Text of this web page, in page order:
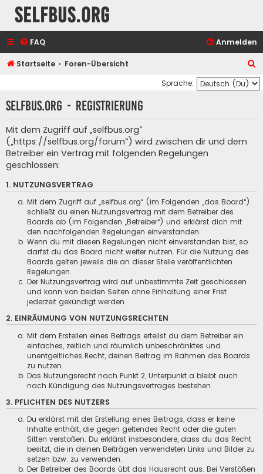
selfbus.org
FAQ Anmelden
Startseite Foren-Übersicht
u
c
Sprache:
selfbus.org - Registrierung
Mit dem Zugriff auf „selfbus.org“
(„https://selfbus.org/forum“) wird zwischen dir und dem
Betreiber ein Vertrag mit folgenden Regelungen
geschlossen:
1. NUTZUNGSVERTRAG
Mit dem Zugriff auf „selfbus.org“ (im Folgenden „das Board“)
schließt du einen Nutzungsvertrag mit dem Betreiber des
Boards ab (im Folgenden „Betreiber“) und erklärst dich mit
den nachfolgenden Regelungen einverstanden.
Wenn du mit diesen Regelungen nicht einverstanden bist, so
darfst du das Board nicht weiter nutzen. Für die Nutzung des
Boards gelten jeweils die an dieser Stelle veröffentlichten
Regelungen.
Der Nutzungsvertrag wird auf unbestimmte Zeit geschlossen
und kann von beiden Seiten ohne Einhaltung einer Frist
jederzeit gekündigt werden.
2. EINRÄUMUNG VON NUTZUNGSRECHTEN
Mit dem Erstellen eines Beitrags erteilst du dem Betreiber ein
einfaches, zeitlich und räumlich unbeschränktes und
unentgeltliches Recht, deinen Beitrag im Rahmen des Boards
zu nutzen.
Das Nutzungsrecht nach Punkt 2, Unterpunkt a bleibt auch
nach Kündigung des Nutzungsvertrages bestehen.
3. PFLICHTEN DES NUTZERS
Du erklärst mit der Erstellung eines Beitrags, dass er keine
Inhalte enthält, die gegen geltendes Recht oder die guten
Sitten verstoßen. Du erklärst insbesondere, dass du das Recht
besitzt, die in deinen Beiträgen verwendeten Links und Bilder zu
setzen bzw. zu verwenden.
Der Betreiber des Boards übt das Hausrecht aus. Bei Verstößen